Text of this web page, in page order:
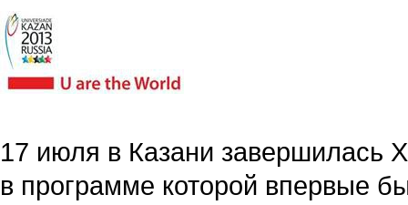
17 июля в Казани завершилась
в программе которой впервые